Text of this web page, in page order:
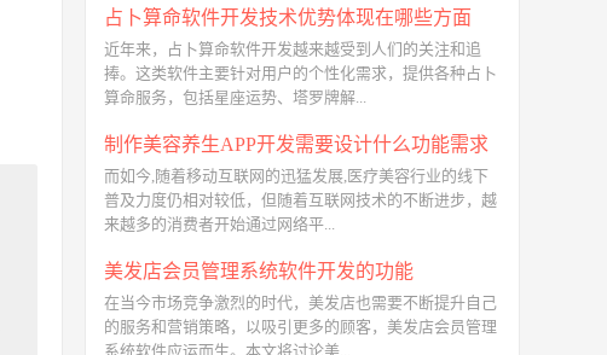
占卜算命软件开发技术优势体现在哪些方面
近年来，占卜算命软件开发越来越受到人们的关注和追
捧。这类软件主要针对用户的个性化需求，提供各种占卜
算命服务，包括星座运势、塔罗牌解...
制作美容养生APP开发需要设计什么功能需求
而如今,随着移动互联网的迅猛发展,医疗美容行业的线下
普及力度仍相对较低，但随着互联网技术的不断进步，越
来越多的消费者开始通过网络平...
美发店会员管理系统软件开发的功能
在当今市场竞争激烈的时代，美发店也需要不断提升自己
的服务和营销策略，以吸引更多的顾客，美发店会员管理
系统软件应运而生。本文将讨论美...